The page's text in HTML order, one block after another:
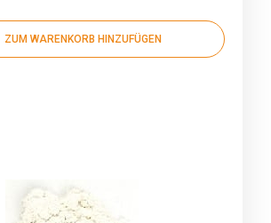
ZUM WARENKORB HINZUFÜGEN